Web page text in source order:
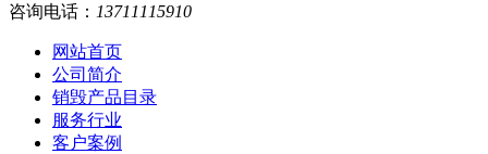
咨询电话： 13711115910
网站首页
公司简介
销毁产品目录
服务行业
客户案例